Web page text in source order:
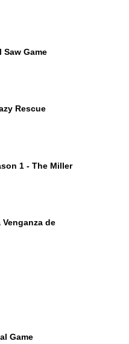
Saw Game
Rescue
1 - The Miller
Venganza de
Game